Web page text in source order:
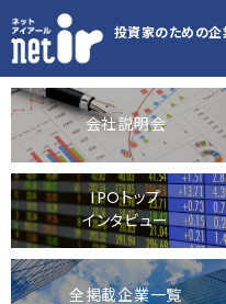
投資家のための企
会社説明会
IPOトップ
インタビュー
全掲載企業一覧